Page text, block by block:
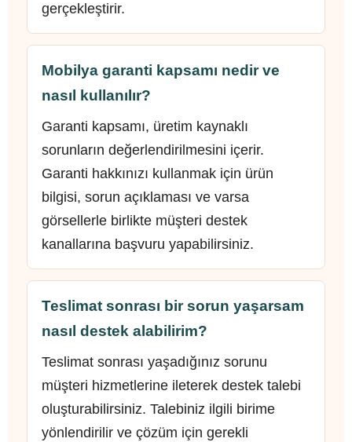
gerçekleştirir.
Mobilya garanti kapsamı nedir ve
nasıl kullanılır?
Garanti kapsamı, üretim kaynaklı
sorunların değerlendirilmesini içerir.
Garanti hakkınızı kullanmak için ürün
bilgisi, sorun açıklaması ve varsa
görsellerle birlikte müşteri destek
kanallarına başvuru yapabilirsiniz.
Teslimat sonrası bir sorun yaşarsam
nasıl destek alabilirim?
Teslimat sonrası yaşadığınız sorunu
müşteri hizmetlerine ileterek destek talebi
oluşturabilirsiniz. Talebiniz ilgili birime
yönlendirilir ve çözüm için gerekli